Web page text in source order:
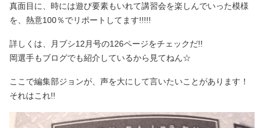
真面目に、時には遊び要素もいれて講習会を楽しんでいった模様
を、熱意100％でリポートしてます!!!!!
詳しくは、月ブシ12月号の126ページをチェックだ!!
岡選手もブログでも紹介しているから見てねん☆
ここで編集部ジョンが、声を大にして言いたいことがあります！
それはこれ!!